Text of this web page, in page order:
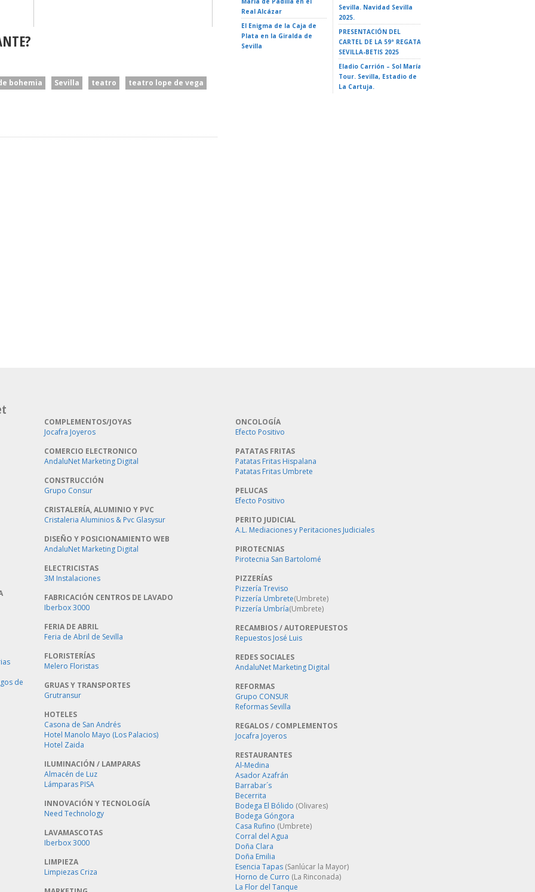
bohemia Sevilla teatro teatro lope de vega
Real Alcázar
El Enigma de la Caja de
Plata en la Giralda de
Sevilla
Sevilla. Navidad Sevilla
2025.
PRESENTACIÓN DEL
CARTEL DE LA 59ª REGATA
SEVILLA-BETIS 2025
Eladio Carrión – Sol María
Tour. Sevilla, Estadio de
La Cartuja.
de
COMPLEMENTOS/JOYAS
Jocafra Joyeros
COMERCIO ELECTRONICO
AndaluNet Marketing Digital
CONSTRUCCIÓN
Grupo Consur
CRISTALERÍA, ALUMINIO Y PVC
Cristaleria Aluminios & Pvc Glasysur
DISEÑO Y POSICIONAMIENTO WEB
AndaluNet Marketing Digital
ELECTRICISTAS
3M Instalaciones
FABRICACIÓN CENTROS DE LAVADO
Iberbox 3000
FERIA DE ABRIL
Feria de Abril de Sevilla
FLORISTERÍAS
Melero Floristas
GRUAS Y TRANSPORTES
Grutransur
HOTELES
Casona de San Andrés
Hotel Manolo Mayo (Los Palacios)
Hotel Zaida
ILUMINACIÓN / LAMPARAS
Almacén de Luz
Lámparas PISA
INNOVACIÓN Y TECNOLOGÍA
Need Technology
LAVAMASCOTAS
Iberbox 3000
LIMPIEZA
Limpiezas Criza
ONCOLOGÍA
Efecto Positivo
PATATAS FRITAS
Patatas Fritas Hispalana
Patatas Fritas Umbrete
PELUCAS
Efecto Positivo
PERITO JUDICIAL
A.L. Mediaciones y Peritaciones Judiciales
PIROTECNIAS
Pirotecnia San Bartolomé
PIZZERÍAS
Pizzería Treviso
Pizzería Umbrete(Umbrete)
Pizzería Umbría(Umbrete)
RECAMBIOS / AUTOREPUESTOS
Repuestos José Luis
REDES SOCIALES
AndaluNet Marketing Digital
REFORMAS
Grupo CONSUR
Reformas Sevilla
REGALOS / COMPLEMENTOS
Jocafra Joyeros
RESTAURANTES
Al-Medina
Asador Azafrán
Barrabar´s
Becerrita
Bodega El Bólido (Olivares)
Bodega Góngora
Casa Rufino (Umbrete)
Corral del Agua
Doña Clara
Doña Emilia
Esencia Tapas (Sanlúcar la Mayor)
Horno de Curro (La Rinconada)
La Flor del Tanque